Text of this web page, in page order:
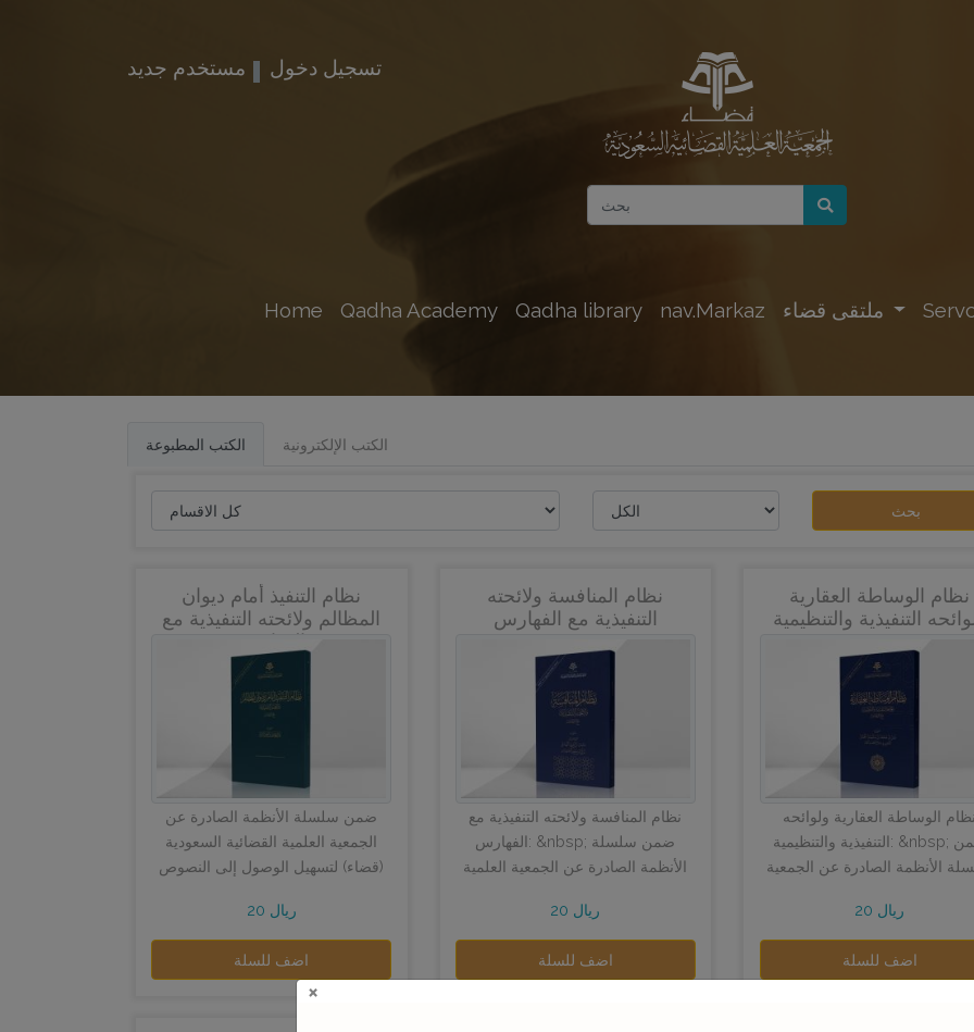
مستخدم جديد تسجيل دخول
Home Qadha Academy Qadha library nav.Markaz
الكتب المطبوعة الكتب الإلكترونية
بحث
نظام التنفيذ أمام ديوان
المظالم ولائحته التنفيذية مع
الفهارس
ضمن سلسلة الأنظمة الصادرة عن
الجمعية العلمية القضائية السعودية
(قضاء) لتسهيل الوصول إلى النصوص
20 ريال
اضف للسلة
نظام المنافسة ولائحته
التنفيذية مع الفهارس
نظام المنافسة ولائحته التنفيذية مع
الفهارس: &nbsp; ضمن سلسلة
الأنظمة الصادرة عن الجمعية العلمية
الوصو...
20 ريال
اضف للسلة
نظام الوساطة العقارية
التنفيذية والتنظيمية
نظام الوساطة العقارية ولوائحه
التنفيذية والتنظيمية: &nbsp; ضمن
الأنظمة الصادرة عن الجمعية
20 ريال
اضف للسلة
×